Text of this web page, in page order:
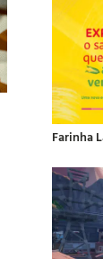
Farinha